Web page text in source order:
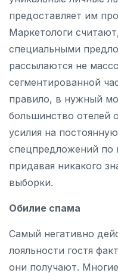
предоставляет им
Маркетологи
специальными
рассылаются не
сегментированной
правило, в нужный
большинство отелей
усилия на
спецпредложений по
придавая никакого
выборки.
Обилие спама
Самый негативно
лояльности гостя
они получают.